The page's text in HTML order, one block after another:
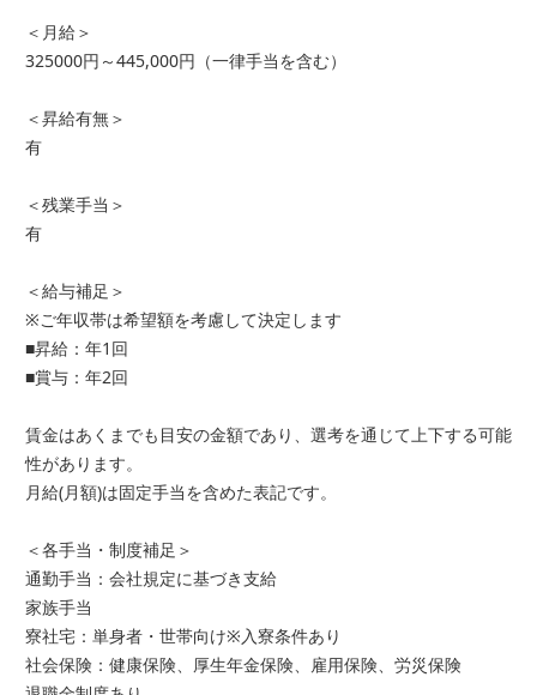
＜月給＞
325000円～445,000円（一律手当を含む）
＜昇給有無＞
有
＜残業手当＞
有
＜給与補足＞
※ご年収帯は希望額を考慮して決定します
■昇給：年1回
■賞与：年2回
賃金はあくまでも目安の金額であり、選考を通じて上下する可能
性があります。
月給(月額)は固定手当を含めた表記です。
＜各手当・制度補足＞
通勤手当：会社規定に基づき支給
家族手当
寮社宅：単身者・世帯向け※入寮条件あり
社会保険：健康保険、厚生年金保険、雇用保険、労災保険